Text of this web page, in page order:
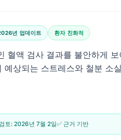
년 업데이트 환자 친화적
혈액 검사 결과를 불안하게
상되는 스트레스와 철분 소
토:2026년 7월 2일✅ 근거 기반